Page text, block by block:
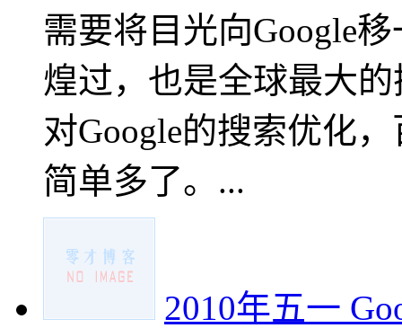
需要将目光向Google
煌过，也是全球最大
对Google的搜索优化
简单多了。...
2010年五一